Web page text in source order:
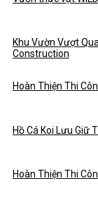
Khu Vườn Vượt
Construction
Hoàn Thiện Thi
Hồ Cá Koi Lưu Giữ
Hoàn Thiện Thi